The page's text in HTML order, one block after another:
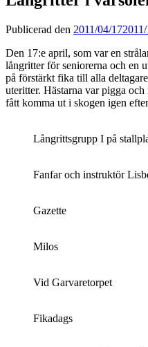
Publicerad den 2011/04/17
Den 17:e april, som var en
långritter för seniorerna och en
på förstärkt fika till alla
uteritter. Hästarna var pigga
fått komma ut i skogen igen
Långrittsgrupp I på
Fanfar och instruktör
Gazette
Milos
Vid Garvaretorpet
Fikadags